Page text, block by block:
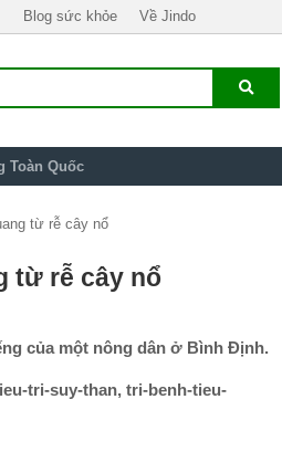
Blog sức khỏe Về Jindo
Toàn Quốc
từ rễ cây nổ
từ rễ cây nổ
của một nông dân ở Bình Định.
tri-suy-than, tri-benh-tieu-